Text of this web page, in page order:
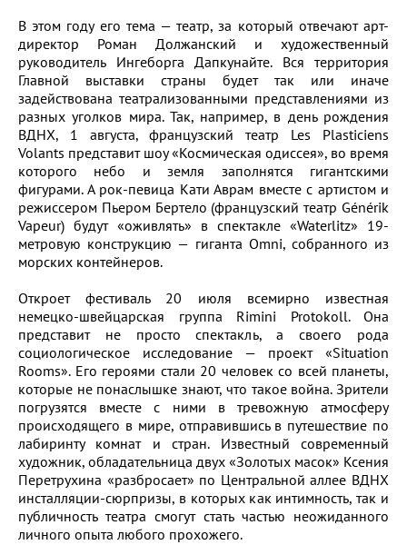
В этом году его тема — театр, за который отвечают арт-
директор Роман Должанский и художественный
руководитель Ингеборга Дапкунайте. Вся территория
Главной выставки страны будет так или иначе
задействована театрализованными представлениями из
разных уголков мира. Так, например, в день рождения
ВДНХ, 1 августа, французский театр Les Plasticiens
Volants представит шоу «Космическая одиссея», во время
которого небо и земля заполнятся гигантскими
фигурами. А рок-певица Кати Аврам вместе с артистом и
режиссером Пьером Бертело (французский театр Générik
Vapeur) будут «оживлять» в спектакле «Waterlitz» 19-
метровую конструкцию — гиганта Omni, собранного из
морских контейнеров.
Откроет фестиваль 20 июля всемирно известная
немецко-швейцарская группа Rimini Protokoll. Она
представит не просто спектакль, а своего рода
социологическое исследование — проект «Situation
Rooms». Его героями стали 20 человек со всей планеты,
которые не понаслышке знают, что такое война. Зрители
погрузятся вместе с ними в тревожную атмосферу
происходящего в мире, отправившись в путешествие по
лабиринту комнат и стран. Известный современный
художник, обладательница двух «Золотых масок» Ксения
Перетрухина «разбросает» по Центральной аллее ВДНХ
инсталляции-сюрпризы, в которых как интимность, так и
публичность театра смогут стать частью неожиданного
личного опыта любого прохожего.